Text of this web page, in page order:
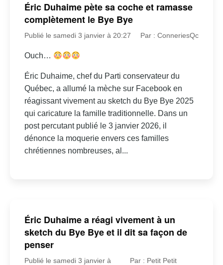
Éric Duhaime pète sa coche et ramasse
complètement le Bye Bye
Publié le samedi 3 janvier à 20:27 Par : ConneriesQc
Ouch…
Éric Duhaime, chef du Parti conservateur du
Québec, a allumé la mèche sur Facebook en
réagissant vivement au sketch du Bye Bye 2025
qui caricature la famille traditionnelle. Dans un
post percutant publié le 3 janvier 2026, il
dénonce la moquerie envers ces familles
chrétiennes nombreuses, al...
Éric Duhaime a réagi vivement à un
sketch du Bye Bye et il dit sa façon de
penser
Publié le samedi 3 janvier à
Par : Petit Petit